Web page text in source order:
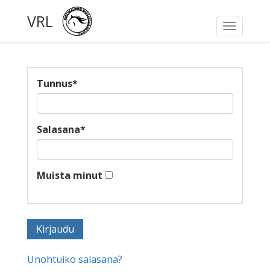
Toggle
VRL
Tunnus*
Salasana*
Muista minut
Unohtuiko salasana?